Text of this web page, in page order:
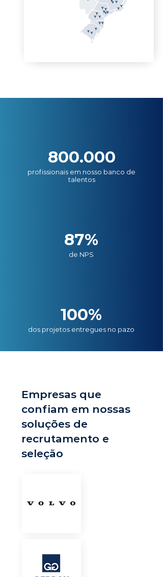
800.000
profissionais em nosso banco de
talentos
87%
de NPS
100%
dos projetos entregues no pazo
Empresas que
confiam em nossas
soluções de
recrutamento e
seleção